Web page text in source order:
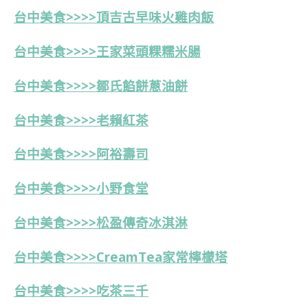
台中美食>>>>頂吉古早味火雞肉飯
台中美食>>>>王家菜頭粿糯米腸
台中美食>>>>鄒氏餡餅蔥油餅
台中美食>>>>老賴紅茶
台中美食>>>>阿裕壽司
台中美食>>>>小野食堂
台中美食>>>>松盈傳奇冰淇淋
台中美食>>>>CreamTea家常檸檬塔
台中美食>>>>吃茶三千